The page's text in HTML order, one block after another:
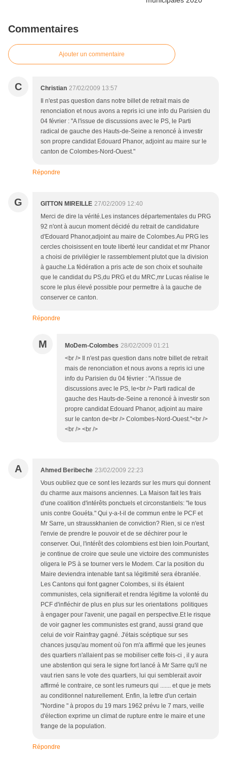
Commentaires
Ajouter un commentaire
C Christian 27/02/2009 13:57
Il n'est pas question dans notre billet de retrait mais de
renonciation et nous avons a repris ici une info du Parisien du
04 février : "A l'issue de discussions avec le PS, le Parti
radical de gauche des Hauts-de-Seine a renoncé à investir
son propre candidat Edouard Phanor, adjoint au maire sur le
canton de Colombes-Nord-Ouest."
Répondre
G GITTON MIREILLE 27/02/2009 12:40
Merci de dire la vérité.Les instances départementales du PRG
92 n'ont à aucun moment décidé du retrait de candidature
d'Edouard Phanor,adjoint au maire de Colombes.Au PRG les
cercles choisissent en toute liberté leur candidat et mr Phanor
a choisi de privilégier le rassemblement plutot que la division
à gauche.La fédération a pris acte de son choix et souhaite
que le candidat du PS,du PRG et du MRC,mr Lucas réalise le
score le plus élevé possible pour permettre à la gauche de
conserver ce canton.
Répondre
M MoDem-Colombes 28/02/2009 01:21
<br /> Il n'est pas question dans notre billet de retrait
mais de renonciation et nous avons a repris ici une
info du Parisien du 04 février : "A l'issue de
discussions avec le PS, le<br /> Parti radical de
gauche des Hauts-de-Seine a renoncé à investir son
propre candidat Edouard Phanor, adjoint au maire
sur le canton de<br /> Colombes-Nord-Ouest."<br />
<br /> <br />
A Ahmed Beribeche 23/02/2009 22:23
Vous oubliez que ce sont les lezards sur les murs qui donnent
du charme aux maisons anciennes. La Maison fait les frais
d'une coalition d'intérêts ponctuels et circonstantiels: "le tous
unis contre Gouéta." Qui y-a-t-il de commun entre le PCF et
Mr Sarre, un strausskhanien de conviction? Rien, si ce n'est
l'envie de prendre le pouvoir et de se déchirer pour le
conserver. Oui, l'intérêt des colombiens est bien loin.Pourtant,
je continue de croire que seule une victoire des communistes
oligera le PS à se tourner vers le Modem. Car la position du
Maire deviendra intenable tant sa légitimité sera ébranlée.
Les Cantons qui font gagner Colombes, si ils étaient
communistes, cela signifierait et rendra légitime la volonté du
PCF d'infléchir de plus en plus sur les orientations politiques
à engager pour l'avenir, une pagail en perspective.Et le risque
de voir gagner les communistes est grand, aussi grand que
celui de voir Rainfray gagné. J'étais scéptique sur ses
chances jusqu'au moment où l'on m'a affirmé que les jeunes
des quartiers n'allaient pas se mobiliser cette fois-ci , il y aura
une abstention qui sera le signe fort lancé à Mr Sarre qu'il ne
vaut rien sans le vote des quartiers, lui qui semblerait avoir
affirmé le contraire, ce sont les rumeurs qui ....... et que je mets
au conditionnel naturellement. Enfin, la lettre d'un certain
"Nordine " à propos du 19 mars 1962 prévu le 7 mars, veille
d'élection exprime un climat de rupture entre le maire et une
frange de la population.
Répondre